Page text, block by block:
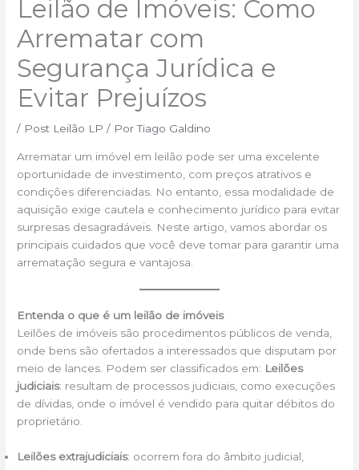
Leilão de Imóveis: Como
Arrematar com
Segurança Jurídica e
Evitar Prejuízos
/ Post Leilão LP / PorTiago Galdino
Arrematar um imóvel em leilão pode ser uma excelente
oportunidade de investimento, com preços atrativos e
condições diferenciadas. No entanto, essa modalidade de
aquisição exige cautela e conhecimento jurídico para evitar
surpresas desagradáveis. Neste artigo, vamos abordar os
principais cuidados que você deve tomar para garantir uma
arrematação segura e vantajosa.
Entenda o que é um leilão de imóveis
Leilões de imóveis são procedimentos públicos de venda,
onde bens são ofertados a interessados que disputam por
meio de lances. Podem ser classificados em: Leilões
judiciais: resultam de processos judiciais, como execuções
de dívidas, onde o imóvel é vendido para quitar débitos do
proprietário.
Leilões extrajudiciais: ocorrem fora do âmbito judicial,